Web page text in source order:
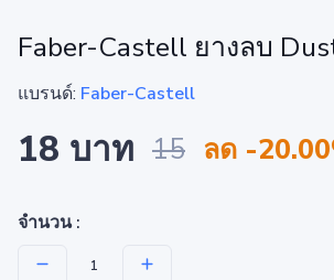
Faber-Castell ยางลบ
แบรนด์: Faber-Castell
18 บาท 15 ลด -
จำนวน :